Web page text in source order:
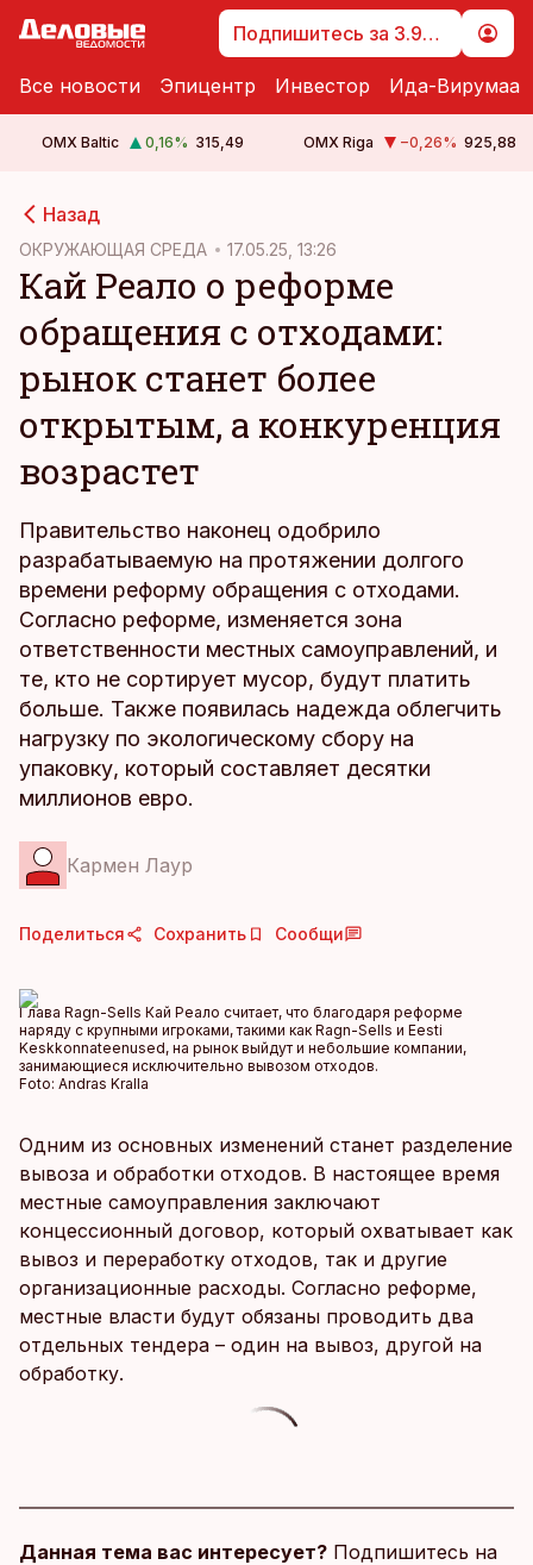
Подпишитесь за 3.99 €
Все новости Эпицентр Инвестор Ида-Вирумаа
OMX Baltic 0,16% 315,49 OMX Riga −0,26% 925,88
Назад
ОКРУЖАЮЩАЯ СРЕДА 17.05.25, 13:26
Кай Реало о реформе
обращения с отходами:
рынок станет более
открытым, а конкуренция
возрастет
Правительство наконец одобрило
разрабатываемую на протяжении долгого
времени реформу обращения с отходами.
Согласно реформе, изменяется зона
ответственности местных самоуправлений, и
те, кто не сортирует мусор, будут платить
больше. Также появилась надежда облегчить
нагрузку по экологическому сбору на
упаковку, который составляет десятки
миллионов евро.
Кармен Лаур
Поделиться Сохранить Сообщи
Глава Ragn-Sells Кай Реало считает, что благодаря реформе
наряду с крупными игроками, такими как Ragn-Sells и Eesti
Keskkonnateenused, на рынок выйдут и небольшие компании,
занимающиеся исключительно вывозом отходов.
Foto: Andras Kralla
Одним из основных изменений станет разделение
вывоза и обработки отходов. В настоящее время
местные самоуправления заключают
концессионный договор, который охватывает как
вывоз и переработку отходов, так и другие
организационные расходы. Согласно реформе,
местные власти будут обязаны проводить два
отдельных тендера – один на вывоз, другой на
обработку.
Данная тема вас интересует? Подпишитесь на